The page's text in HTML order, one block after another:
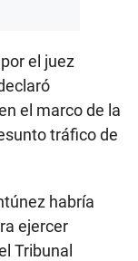
el juez
el marco de la
tráfico de
habría
ejercer
Tribunal